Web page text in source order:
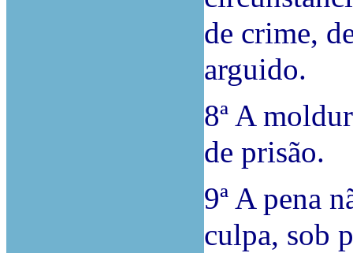
de crime,
arguido.
8ª A
de prisão.
9ª A pena
culpa, sob